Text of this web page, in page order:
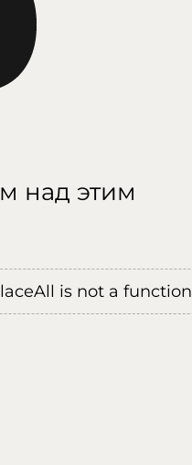
над этим
is not a function